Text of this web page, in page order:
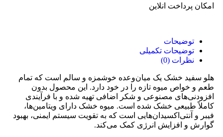
امکان پرداخت انلاین
توضیحات
توضیحات تکمیلی
نظرات (0)
هلو سفید خشک یک میان‌وعده خوشمزه و سالم است که تمام
طعم و خواص میوه تازه را در خود دارد. این محصول بدون
افزودنی‌های مصنوعی و شکر اضافی تهیه شده و با فرآیندی
کاملاً طبیعی خشک شده است. میوه خشک دارای ویتامین‌ها،
فیبر و آنتی‌اکسیدان‌هایی است که به تقویت سیستم ایمنی، بهبود
گوارش و افزایش انرژی کمک می‌کند.